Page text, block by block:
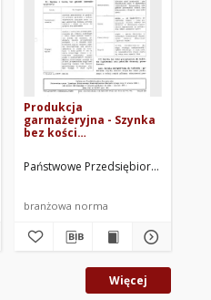
Garmażeryjne. Oprac.
Produkcja
garmażeryjna - Szynka
bez kości
wędzenia, gotowania
oraz pozostałe
uzyskane z rozbioru
golonki BN-71/8151-19
Państwowe Przedsiębiorstwo
branżowa norma
Więcej